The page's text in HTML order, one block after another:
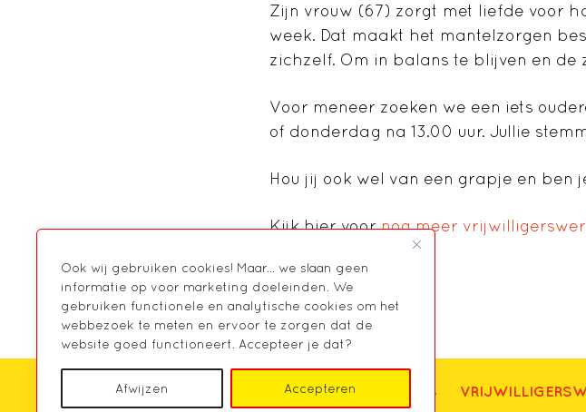
Ook wij gebruiken cookies! Maar... we slaan geen
informatie op voor marketing doeleinden. We
gebruiken functionele en analytische cookies om het
webbezoek te meten en ervoor te zorgen dat de
website goed functioneert. Accepteer je dat?
Afwijzen Accepteren
Zijn vrouw (67) zorgt met liefde voor
week. Dat maakt het mantelzorgen
zichzelf. Om in balans te blijven en de
Voor meneer zoeken we een iets
of donderdag na 13.00 uur. Jullie
Hou jij ook wel van een grapje en ben
Kijk hier voornog meer
Meld je aan
HOME OVER MARKANT AGENDA NIEUWS